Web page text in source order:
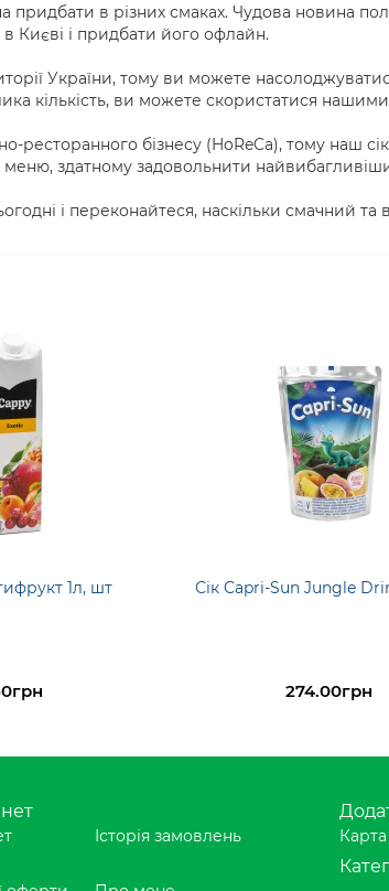
в різних смаках. Чудова новина
Києві і придбати його офлайн.
України, тому ви можете
кількість, ви можете скористатися
ресторанного бізнесу (HoReCa), тому наш
здатному задовольнити
і переконайтеся, наскільки смачний та
1л, шт Сік Capri-Sun Jungle
274.00грн
Історія замовлень